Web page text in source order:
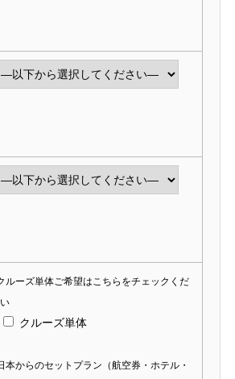
ルーズ単体ご希望はこちらをチェックくだ
クルーズ単体
本からのセットプラン（航空券・ホテル・